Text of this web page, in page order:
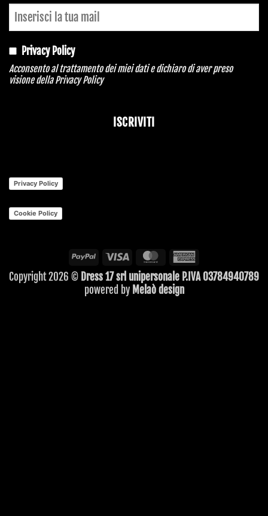
Privacy Policy
Acconsento al trattamento dei miei dati e dichiaro di aver preso
visione dellaPrivacy Policy
ISCRIVITI
Privacy Policy
Cookie Policy
PayPal Visa MasterCard
Express
Copyright 2026 © Dress 17 srl unipersonale P.IVA 03784940789
powered by Melaò design